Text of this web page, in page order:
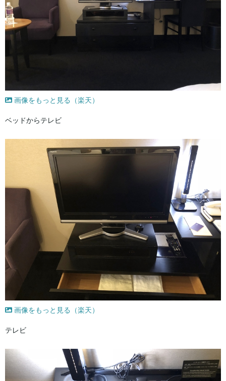
画像をもっと見る（楽天）
ベッドからテレビ
画像をもっと見る（楽天）
テレビ